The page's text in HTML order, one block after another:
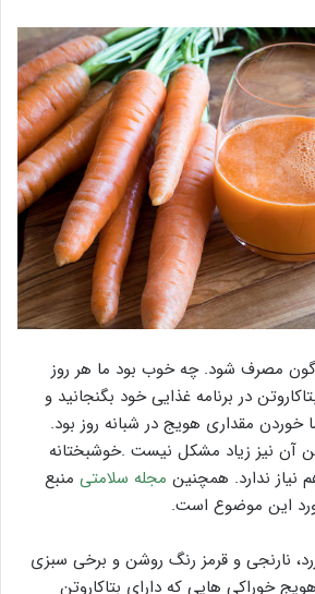
مصرف شود. چه خوب بود ما هر روز
در برنامه غذایی خود بگنجانید و
خوردن مقداری هویج در شبانه روز بود.
آن نیز زیاد مشکل نیست .خوشبختانه
ندارد. همچنین مجله سلامتی منبع
این موضوع است.
نارنجی و قرمز رنگ روشن و برخی سبزی
خوراکی هایی که دارای بتاکاروتن